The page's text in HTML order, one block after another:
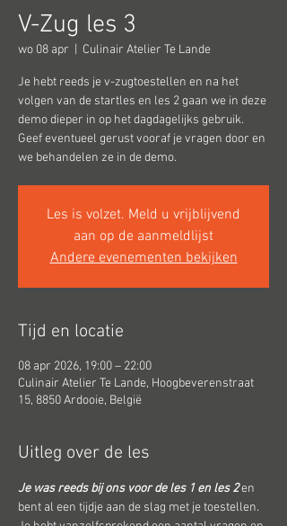
V-Zug les 3
wo 08 apr Culinair Atelier Te Lande
Je hebt reeds je v-zugtoestellen en na het
volgen van de startles en les 2 gaan we in deze
demo dieper in op het dagdagelijks gebruik.
Geef eventueel gerust vooraf je vragen door en
we behandelen ze in de demo.
Les is volzet. Meld u vrijblijvend
aan op de aanmeldlijst
Andere evenementen bekijken
Tijd en locatie
08 apr 2026, 19:00 – 22:00
Culinair Atelier Te Lande, Hoogbeverenstraat
15, 8850 Ardooie, België
Uitleg over de les
Je was reeds bij ons voor de les 1 en les 2 en
bent al een tijdje aan de slag met je toestellen.